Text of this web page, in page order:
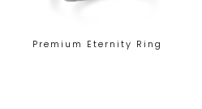
Premium Eternity Ring